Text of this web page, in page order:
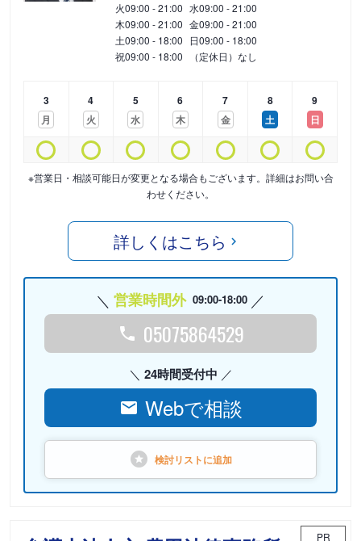
火09:00 - 21:00 水09:00 - 21:00
木09:00 - 21:00 金09:00 - 21:00
土09:00 - 18:00 日09:00 - 18:00
祝09:00 - 18:00 （定休日）なし
3
月
4
火
5
水
6
木
7
金
8
土
9
日
※営業日・相談可能日が変更となる場合もございます。詳細はお問い合
わせください。
詳しくはこちら
営業時間外 09:00-18:00
05075864529
24時間受付中
Webで相談
検討リストに追加
PR